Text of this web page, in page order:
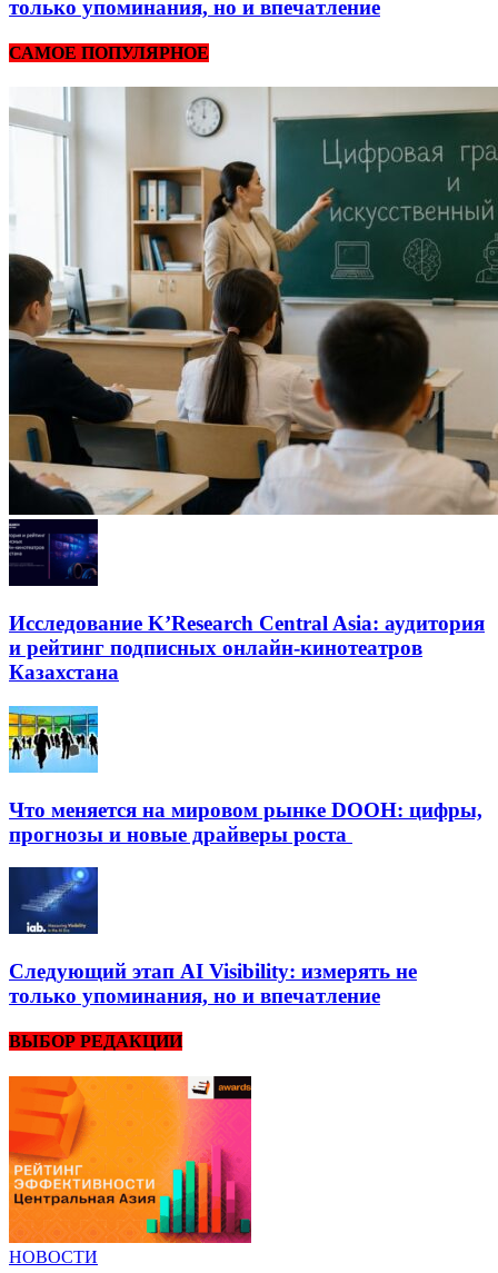
только упоминания, но и впечатление
САМОЕ ПОПУЛЯРНОЕ
Исследование K’Research Central Asia: аудитория
и рейтинг подписных онлайн-кинотеатров
Казахстана
Что меняется на мировом рынке DOOH: цифры,
прогнозы и новые драйверы роста
Следующий этап AI Visibility: измерять не
только упоминания, но и впечатление
ВЫБОР РЕДАКЦИИ
НОВОСТИ